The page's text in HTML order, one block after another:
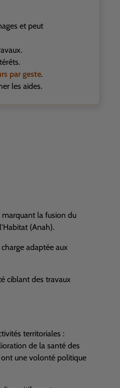
et peut
par geste.
les aides.
la fusion du
(Anah).
adaptée aux
ciblant des travaux
territoriales :
de la santé des
ont une volonté politique